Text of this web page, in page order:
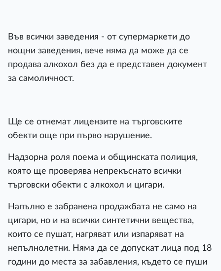
Във всички заведения - от супермаркети до
нощни заведения, вече няма да може да се
продава алкохол без да е представен документ
за самоличност.
Ще се отнемат лицензите на търговските
обекти още при първо нарушение.
Надзорна роля поема и общинската полиция,
която ще проверява непрекъснато всички
търговски обекти с алкохол и цигари.
Напълно е забранена продажбата не само на
цигари, но и на всички синтетични вещества,
които се пушат, нагряват или изпаряват на
непълнолетни. Няма да се допускат лица под 18
години до места за забавления, където се пуши